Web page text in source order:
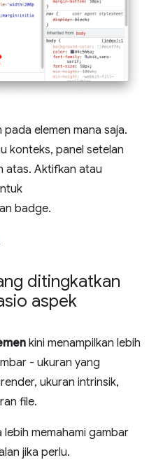
pada elemen mana saja.
konteks, panel setelan
atas. Aktifkan atau
badge.
ditingkatkan
aspek
kini menampilkan lebih
- ukuran yang
ukuran intrinsik,
file.
memahami gambar
jika perlu.